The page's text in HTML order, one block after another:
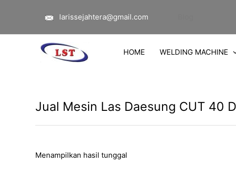
larissejahtera@gmail.com
HOME WELDING MACHINE
Jual Mesin Las Daesung CUT 40
Menampilkan hasil tunggal